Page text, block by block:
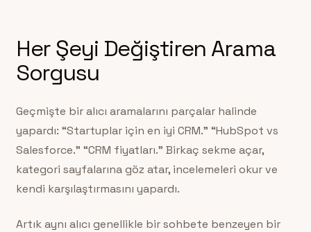
Her Şeyi Değiştiren Arama
Sorgusu
Geçmişte bir alıcı aramalarını parçalar halinde
yapardı: “Startuplar için en iyi CRM.” “HubSpot vs
Salesforce.” “CRM fiyatları.” Birkaç sekme açar,
kategori sayfalarına göz atar, incelemeleri okur ve
kendi karşılaştırmasını yapardı.
Artık aynı alıcı genellikle bir sohbete benzeyen bir